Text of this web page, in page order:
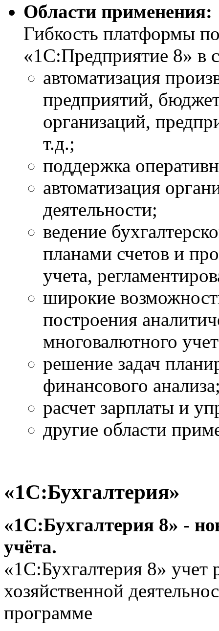
Области применения:
Гибкость платформы
«1С:Предприятие 8» в
автоматизация
предприятий,
организаций,
т.д.;
поддержка
автоматизация
деятельности;
ведение
планами счетов и
учета,
широкие
построения
многовалютного
решение задач
финансового
расчет зарплаты и
другие области
«1С:Бухгалтерия»
«1С:Бухгалтерия 8» -
учёта.
«1С:Бухгалтерия 8»
хозяйственной
программе